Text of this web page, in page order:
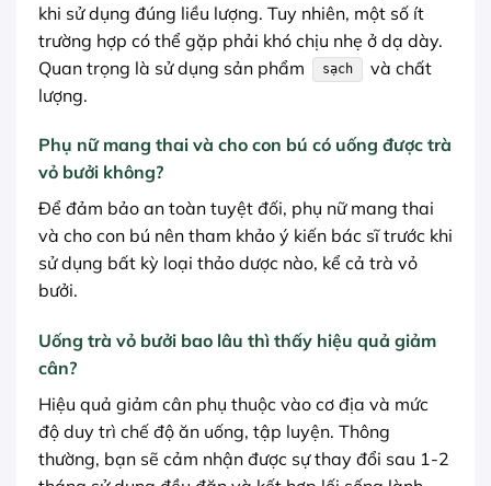
khi sử dụng đúng liều lượng. Tuy nhiên, một số ít
trường hợp có thể gặp phải khó chịu nhẹ ở dạ dày.
Quan trọng là sử dụng sản phẩm
sạch
và chất
lượng.
Phụ nữ mang thai và cho con bú có uống được trà
vỏ bưởi không?
Để đảm bảo an toàn tuyệt đối, phụ nữ mang thai
và cho con bú nên tham khảo ý kiến bác sĩ trước khi
sử dụng bất kỳ loại thảo dược nào, kể cả trà vỏ
bưởi.
Uống trà vỏ bưởi bao lâu thì thấy hiệu quả giảm
cân?
Hiệu quả giảm cân phụ thuộc vào cơ địa và mức
độ duy trì chế độ ăn uống, tập luyện. Thông
thường, bạn sẽ cảm nhận được sự thay đổi sau 1-2